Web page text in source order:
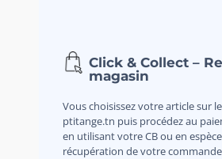
Click & Collect –
magasin
Vous choisissez votre article sur
ptitange.tn puis procédez au
en utilisant votre CB ou en
récupération de votre